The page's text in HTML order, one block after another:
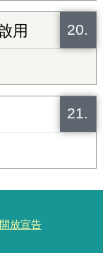
20.
用
21.
放宣告